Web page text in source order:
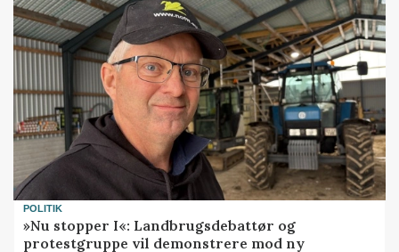
POLITIK
»Nu stopper I«: Landbrugsdebattør og
protestgruppe vil demonstrere mod ny